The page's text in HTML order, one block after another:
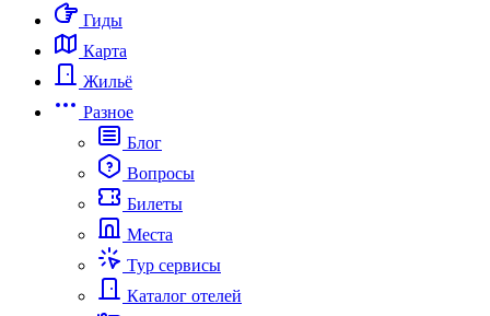
Гиды
Карта
Жильё
Разное
Блог
Вопросы
Билеты
Места
Тур сервисы
Каталог отелей